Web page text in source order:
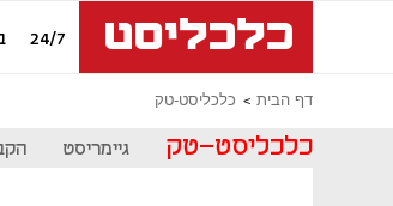
24/7
דף הבית כלכליסט-טק
כלכליסט-טק גיימריסט